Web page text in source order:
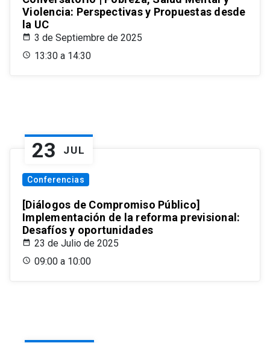
Violencia: Perspectivas y Propuestas desde
la UC
3 de Septiembre de 2025
13:30 a 14:30
23 JUL
Conferencias
[Diálogos de Compromiso Público]
Implementación de la reforma previsional:
Desafíos y oportunidades
23 de Julio de 2025
09:00 a 10:00